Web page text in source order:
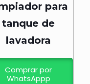
para
tanque de
lavadora
Comprar por
WhatsAppp